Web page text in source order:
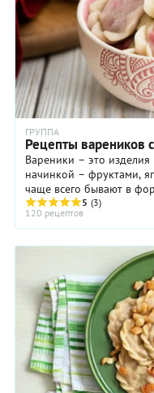
ГРУППА
Рецепты вареников
Вареники – это изделия
начинкой – фруктами,
чаще всего бывают в
вареников занимает
5 (3)
120 рецептов